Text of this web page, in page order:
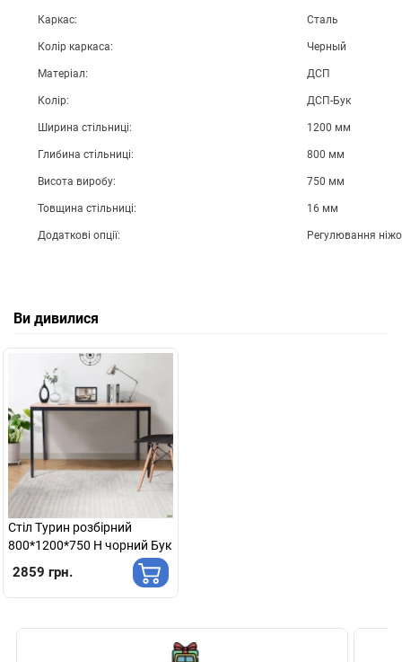
Каркас: Сталь
Колір каркаса: Черный
Матеріал: ДСП
Колір: ДСП-Бук
Ширина стільниці: 1200 мм
Глибина стільниці: 800 мм
Висота виробу: 750 мм
Товщина стільниці: 16 мм
Додаткові опції: Регулювання
Ви дивилися
Стіл Турин розбірний
800*1200*750 H чорний Бук
2859 грн.